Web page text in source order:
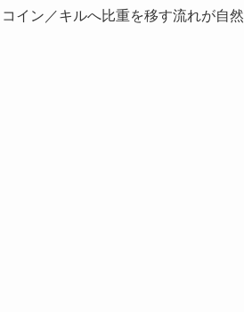
イン／キルへ比重を移す流れが自然